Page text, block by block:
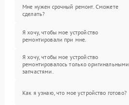
Мне нужен срочный ремонт. Сможете
сделать?
Я хочу, чтобы мое устройство
ремонтировали при мне.
Я хочу, чтобы мое устройство
ремонтировалось только оригинальными
запчастями.
Как я узнаю, что мое устройство готово?